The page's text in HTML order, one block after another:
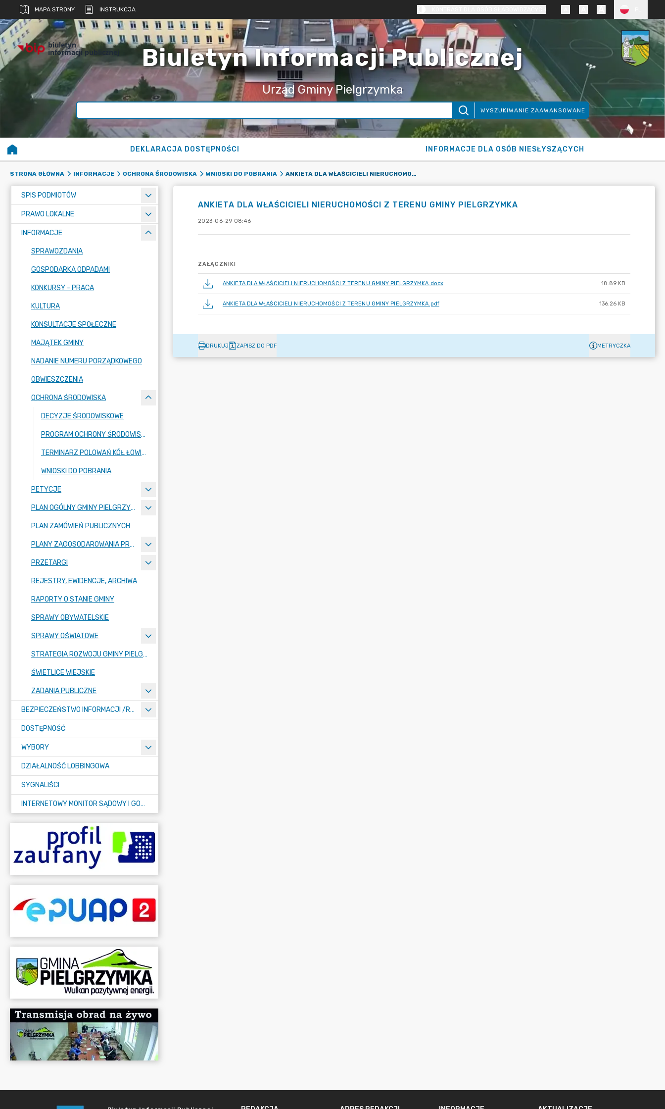
MAPA STRONY INSTRUKCJA
biuletyn
informacji publicznej Biuletyn Informacji Publicznej
Urząd Gminy Pielgrzymka
WYSZUKIWANIE ZAAWANSOWANE
DEKLARACJA DOSTĘPNOŚCI INFORMACJE DLA OSÓB NIESŁYSZĄCYCH
STRONA GŁÓWNA INFORMACJE OCHRONA ŚRODOWISKA WNIOSKI DO POBRANIA ANKIETA DLA WŁAŚCICIELI NIERUCHOMOŚCI Z TERENU GMINY PIELGRZYMKA
SPIS PODMIOTÓW
PRAWO LOKALNE
INFORMACJE
SPRAWOZDANIA
GOSPODARKA ODPADAMI
KONKURSY - PRACA
KULTURA
KONSULTACJE SPOŁECZNE
MAJĄTEK GMINY
NADANIE NUMERU PORZĄDKOWEGO
OBWIESZCZENIA
OCHRONA ŚRODOWISKA
DECYZJE ŚRODOWISKOWE
PROGRAM OCHRONY ŚRODOWISKA
TERMINARZ POLOWAŃ KÓŁ ŁOWIECKICH
WNIOSKI DO POBRANIA
PETYCJE
PLAN OGÓLNY GMINY PIELGRZYMKA
PLAN ZAMÓWIEŃ PUBLICZNYCH
PLANY ZAGOSODAROWANIA PRZESTRZENNEGO
PRZETARGI
REJESTRY, EWIDENCJE, ARCHIWA
RAPORTY O STANIE GMINY
SPRAWY OBYWATELSKIE
SPRAWY OŚWIATOWE
STRATEGIA ROZWOJU GMINY PIELGRZYMKA NA LATA 2026-2035
ŚWIETLICE WIEJSKIE
ZADANIA PUBLICZNE
BEZPIECZEŃSTWO INFORMACJI /RODO/
DOSTĘPNOŚĆ
WYBORY
DZIAŁALNOŚĆ LOBBINGOWA
SYGNALIŚCI
INTERNETOWY MONITOR SĄDOWY I GOSPODARCZY
ANKIETA DLA WŁAŚCICIELI NIERUCHOMOŚCI Z TERENU GMINY PIELGRZYMKA
2023-06-29 08:46
ZAŁĄCZNIKI
ANKIETA DLA WŁAŚCICIELI NIERUCHOMOŚCI Z TERENU GMINY PIELGRZYMKA.docx 18.89 KB
ANKIETA DLA WŁAŚCICIELI NIERUCHOMOŚCI Z TERENU GMINY PIELGRZYMKA.pdf 136.26 KB
DRUKUJ ZAPISZ DO PDF METRYCZKA